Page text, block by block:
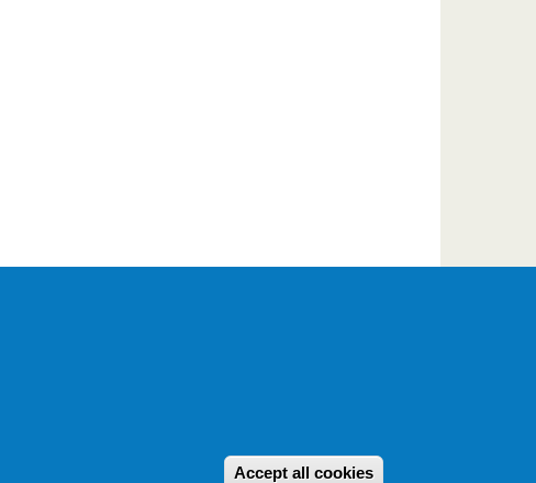
Accept all cookies